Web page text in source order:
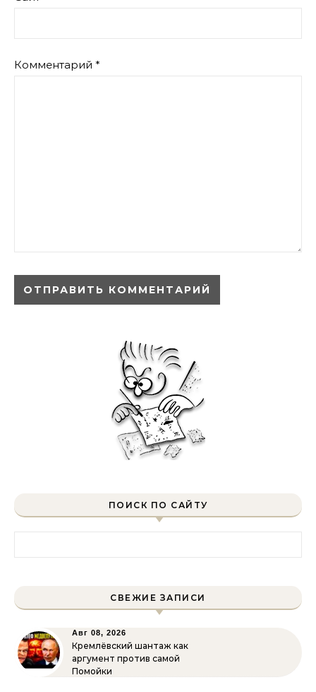
Комментарий *
ПОИСК ПО САЙТУ
СВЕЖИЕ ЗАПИСИ
Авг 08, 2026
Кремлёвский шантаж как
аргумент против самой
Помойки